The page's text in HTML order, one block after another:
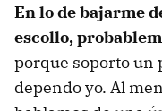
En lo de bajarme
escollo,
porque soporto un
dependo yo. Al